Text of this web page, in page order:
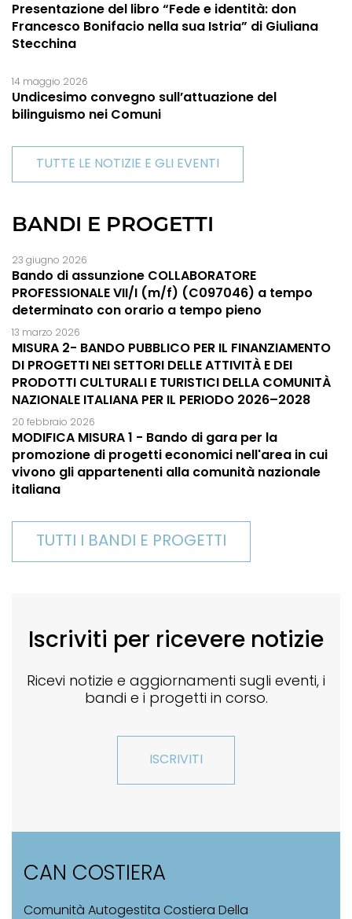
Presentazione del libro “Fede e identità: don
Francesco Bonifacio nella sua Istria” di Giuliana
Stecchina
14 maggio 2026
Undicesimo convegno sull’attuazione del
bilinguismo nei Comuni
TUTTE LE NOTIZIE E GLI EVENTI
BANDI E PROGETTI
23 giugno 2026
Bando di assunzione COLLABORATORE
PROFESSIONALE VII/I (m/f) (C097046) a tempo
determinato con orario a tempo pieno
13 marzo 2026
MISURA 2- BANDO PUBBLICO PER IL FINANZIAMENTO
DI PROGETTI NEI SETTORI DELLE ATTIVITÀ E DEI
PRODOTTI CULTURALI E TURISTICI DELLA COMUNITÀ
NAZIONALE ITALIANA PER IL PERIODO 2026–2028
20 febbraio 2026
MODIFICA MISURA 1 - Bando di gara per la
promozione di progetti economici nell'area in cui
vivono gli appartenenti alla comunità nazionale
italiana
TUTTI I BANDI E PROGETTI
Iscriviti per ricevere notizie
Ricevi notizie e aggiornamenti sugli eventi, i
bandi e i progetti in corso.
ISCRIVITI
CAN COSTIERA
Comunità Autogestita Costiera Della